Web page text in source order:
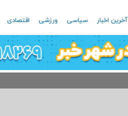
آخرین اخبار سیاسی ورزشی اقتصادی